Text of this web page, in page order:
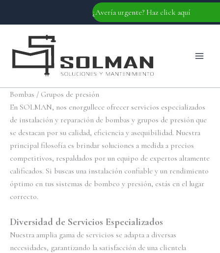
¿Avería urgente? Haz click aquí
Bombas / Grupos de presión
En SOLMAN, nos enorgullece ofrecer servicios especializados
de instalación y reparación de bombas y grupos de presión que
se destacan por su calidad, eficiencia y asequibilidad. Nuestra
principal filosofía es brindar soluciones a medida a precios
competitivos, respaldados por un equipo de expertos altamente
calificados. Si buscas una instalación confiable y un rendimiento
óptimo en tus sistemas de bombeo y presión, estás en el lugar
correcto.
Diversidad de Servicios Especializados
Nuestra amplia gama de servicios se adapta a diversas
necesidades, garantizando la satisfacción de una clientela